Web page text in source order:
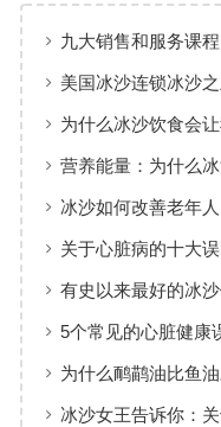
九大销售和服务课
美国冰沙连锁冰沙
为什么冰沙饮食会
营养能量：为什么
冰沙如何改善老年
关于心脏病的十大
有史以来最好的冰
5个常见的心脏健康
为什么鸸鹋油比鱼
冰沙女王告诉你：